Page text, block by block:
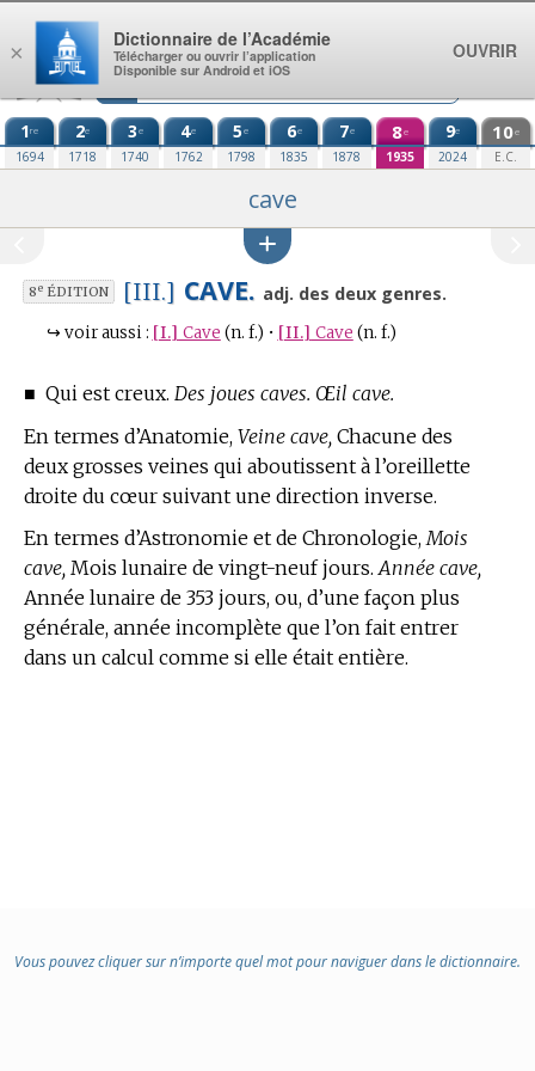
Aller au contenu
1re
1694
2e
1718
3e
1740
4e
1762
5e
1798
6e
1835
7e
1878
8e
1935
9e
2024
10e
E.C.
cave
8eÉDITION [III.] CAVE. adj. des deux genres.
↪ voir aussi : [I.] Cave (n. f.) • [II.] Cave (n. f.)
■ Qui est creux. Des joues caves. Œil cave.
En termes d’Anatomie, Veine cave, Chacune des
deux grosses veines qui aboutissent à l’oreillette
droite du cœur suivant une direction inverse.
En termes d’Astronomie et de Chronologie, Mois
cave, Mois lunaire de vingt-neuf jours.Année cave,
Année lunaire de 353 jours, ou, d’une façon plus
générale, année incomplète que l’on fait entrer
dans un calcul comme si elle était entière.
Vous pouvez cliquer sur n’importe quel mot pour naviguer dans le dictionnaire.
×
Dictionnaire de l’Académie
Télécharger ou ouvrir l’application
Disponible sur Android et iOS
OUVRIR